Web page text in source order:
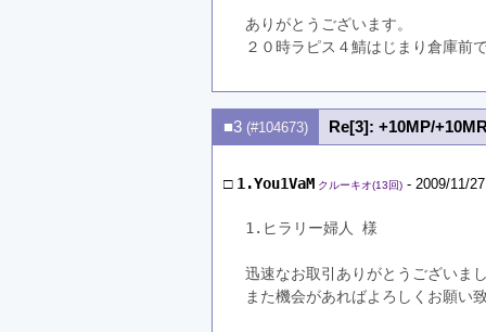
ありがとうございます。
２０時ラピス４鯖はじまり倉庫前
■3 (#104673) Re[3]: +10MP/
□ 1.You1VaM クルーキオ(13回) - 2009/11/
1.ヒラリー婦人 様
迅速なお取引ありがとうございま
また機会があればよろしくお願い